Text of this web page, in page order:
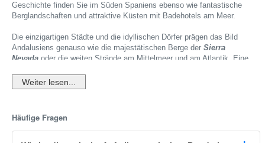
Geschichte finden Sie im Süden Spaniens ebenso wie fantastische
Berglandschaften und attraktive Küsten mit Badehotels am Meer.
Die einzigartigen Städte und die idyllischen Dörfer prägen das Bild
Andalusiens genauso wie die majestätischen Berge der Sierra
Nevada oder die weiten Strände am Mittelmeer und am Atlantik. Eine
einem Strandhotel am Meer miteinander verbindet, ist deshalb eine
ideale Möglichkeit, Andalusien und seine Attraktionen auf einzigartige Art
Häufige Fragen